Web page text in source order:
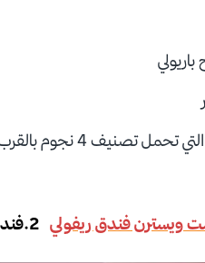
تقع هذه المنشأة
ويسترن فندق ريفولي 2.فندق